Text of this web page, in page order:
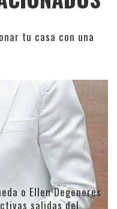
tu casa con una
o Ellen Degeneres
salidas del